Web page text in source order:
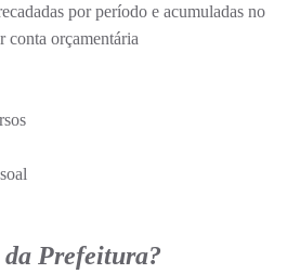
de Proposta
por período e acumuladas no
conta orçamentária
Prefeitura?